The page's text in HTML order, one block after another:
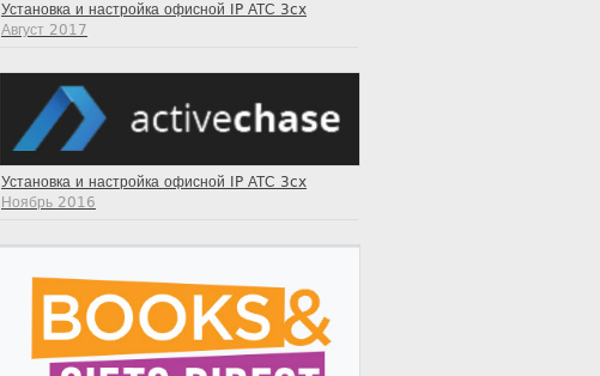
Установка и настройка офисной IP АТС 3cx
Август 2017
Установка и настройка офисной IP АТС 3cx
Ноябрь 2016